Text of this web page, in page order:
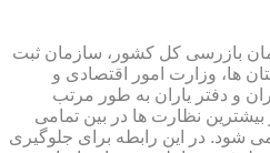
بازرسی کل کشور، سازمان ثبت
ها، وزارت امور اقتصادی و
و دفتر یاران به طور مرتب
نظارت ها در بین تمامی
شود. در این رابطه برای جلوگیری